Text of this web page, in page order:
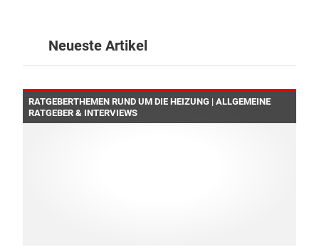
Neueste Artikel
RATGEBERTHEMEN RUND UM DIE HEIZUNG | ALLGEMEINE
RATGEBER & INTERVIEWS